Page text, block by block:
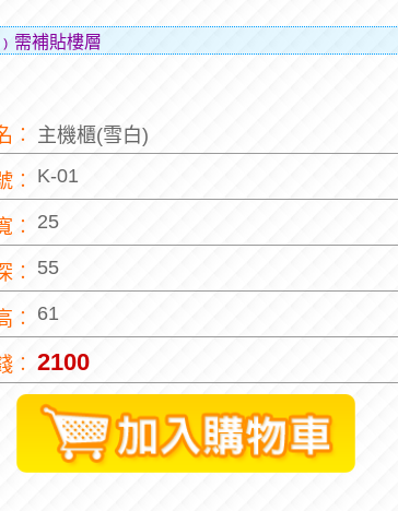
層費用（貼補搬運人
︰ 主機櫃(雪白)
︰ K-01
︰ 25
︰ 55
︰ 61
︰ 2100